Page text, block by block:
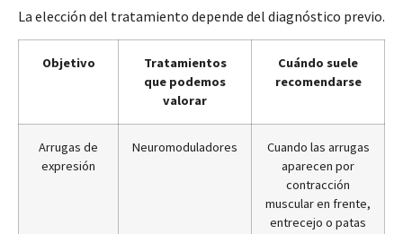
La elección del tratamiento depende del diagnóstico previo.
Objetivo
Tratamientos
que podemos
valorar
Cuándo suele
recomendarse
Arrugas de
expresión
Neuromoduladores
Cuando las arrugas
aparecen por
contracción
muscular en frente,
entrecejo o patas